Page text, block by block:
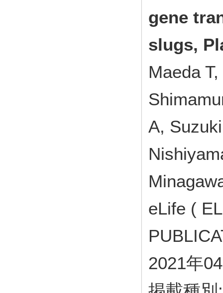
gene
slugs,
Maeda
A,
eLife (
2021年